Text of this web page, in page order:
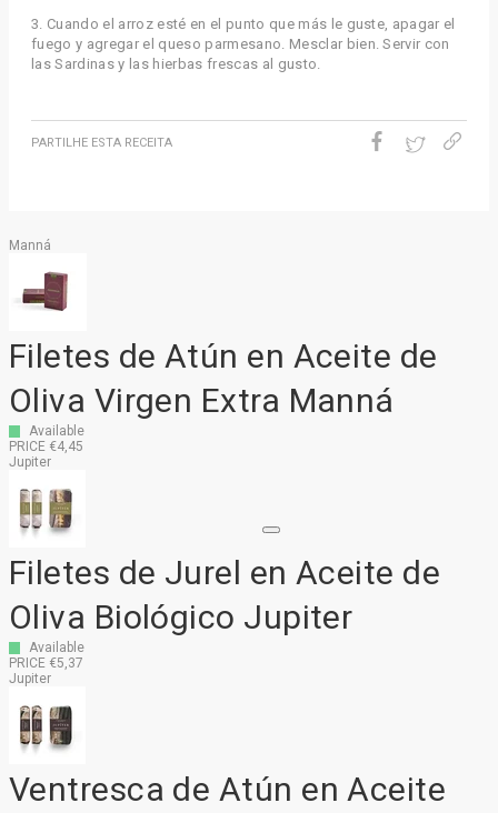
3. Cuando el arroz esté en el punto que más le guste, apagar el
fuego y agregar el queso parmesano. Mesclar bien. Servir con
las Sardinas y las hierbas frescas al gusto.
PARTILHE ESTA RECEITA
Manná
Filetes de Atún en Aceite de
Oliva Virgen Extra Manná
Available
PRICE €4,45
Jupiter
Filetes de Jurel en Aceite de
Oliva Biológico Jupiter
Available
PRICE €5,37
Jupiter
Ventresca de Atún en Aceite